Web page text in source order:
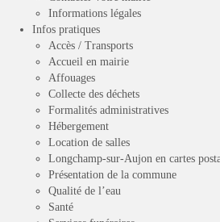
Informations légales
Infos pratiques
Accès / Transports
Accueil en mairie
Affouages
Collecte des déchets
Formalités administratives
Hébergement
Location de salles
Longchamp-sur-Aujon en cartes
Présentation de la commune
Qualité de l’eau
Santé